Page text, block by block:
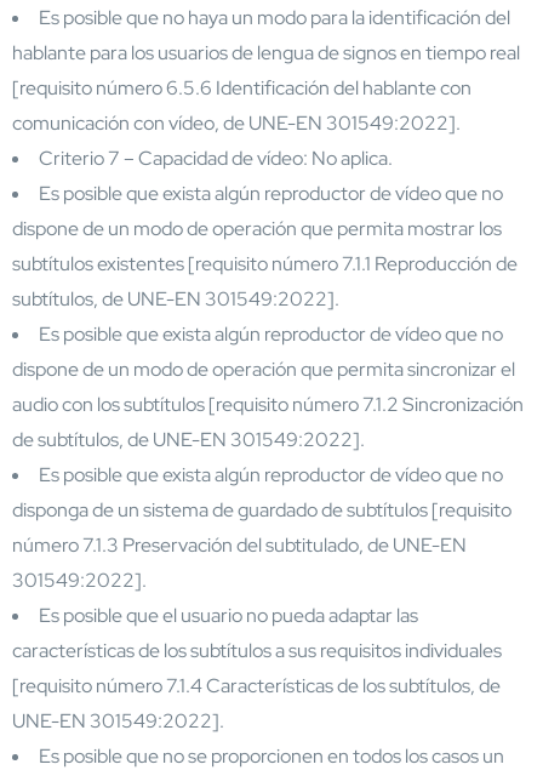
Es posible que no haya un modo para la identificación del
hablante para los usuarios de lengua de signos en tiempo real
[requisito número 6.5.6 Identificación del hablante con
comunicación con vídeo, de UNE-EN 301549:2022].
Criterio 7 – Capacidad de vídeo: No aplica.
Es posible que exista algún reproductor de vídeo que no
dispone de un modo de operación que permita mostrar los
subtítulos existentes [requisito número 7.1.1 Reproducción de
subtítulos, de UNE-EN 301549:2022].
Es posible que exista algún reproductor de vídeo que no
dispone de un modo de operación que permita sincronizar el
audio con los subtítulos [requisito número 7.1.2 Sincronización
de subtítulos, de UNE-EN 301549:2022].
Es posible que exista algún reproductor de vídeo que no
disponga de un sistema de guardado de subtítulos [requisito
número 7.1.3 Preservación del subtitulado, de UNE-EN
301549:2022].
Es posible que el usuario no pueda adaptar las
características de los subtítulos a sus requisitos individuales
[requisito número 7.1.4 Características de los subtítulos, de
UNE-EN 301549:2022].
Es posible que no se proporcionen en todos los casos un